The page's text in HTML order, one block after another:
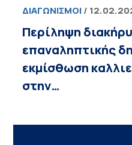
ΔΙΑΓΩΝΙΣΜΟΊ/
Περίληψη
επαναληπτικής
εκμίσθωση
στην…